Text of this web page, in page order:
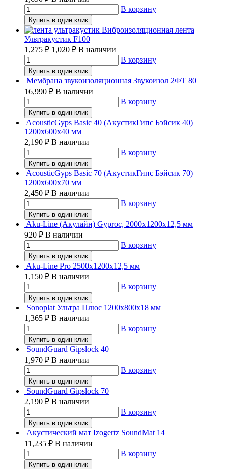
В корзину
Купить в один клик
Виброизоляционная лента
Ультракустик F100
1,275₽ 1,020 ₽ В наличии
В корзину
Купить в один клик
Мембрана звукоизоляционная Звукоизол 2ФТ 80
16,990 ₽ В наличии
В корзину
Купить в один клик
AcousticGyps Basic 40 (АкустикГипс Бэйсик 40)
1200х600х40 мм
2,190 ₽ В наличии
В корзину
Купить в один клик
AcousticGyps Basic 70 (АкустикГипс Бэйсик 70)
1200х600х70 мм
2,450 ₽ В наличии
В корзину
Купить в один клик
Aku-Line (Акулайн) Gyproc, 2000х1200х12,5 мм
920 ₽ В наличии
В корзину
Купить в один клик
Aku-Line Pro 2500х1200х12,5 мм
1,150 ₽ В наличии
В корзину
Купить в один клик
Sonoplat Ультра Плюс 1200х800х18 мм
1,365 ₽ В наличии
В корзину
Купить в один клик
SoundGuard Gipslock 40
1,970 ₽ В наличии
В корзину
Купить в один клик
SoundGuard Gipslock 70
2,190 ₽ В наличии
В корзину
Купить в один клик
Акустический мат Izogertz SoundMat 14
11,235 ₽ В наличии
В корзину
Купить в один клик